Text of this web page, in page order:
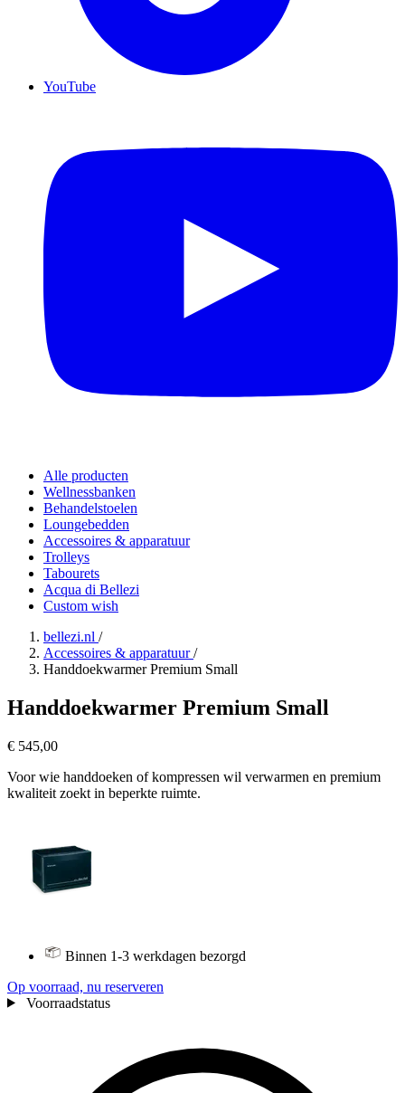
YouTube
Alle producten
Wellnessbanken
Behandelstoelen
Loungebedden
Accessoires & apparatuur
Trolleys
Tabourets
Acqua di Bellezi
Custom wish
bellezi.nl /
Accessoires & apparatuur/
Handdoekwarmer Premium Small
Handdoekwarmer Premium Small
€ 545,00
Voor wie handdoeken of kompressen wil verwarmen en premium
kwaliteit zoekt in beperkte ruimte.
Binnen 1-3 werkdagen bezorgd
Op voorraad, nu reserveren
Voorraadstatus